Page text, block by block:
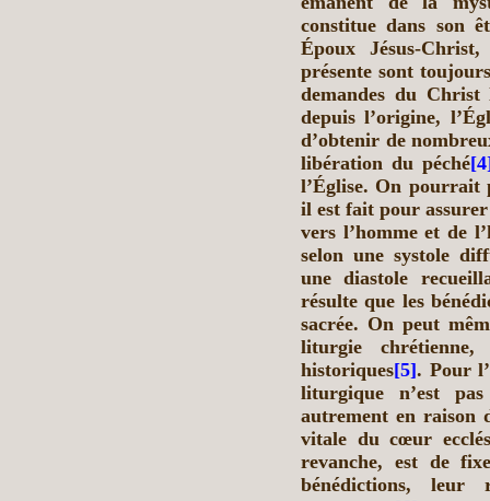
constitue dans son
Époux Jésus-
présente sont
demandes du Christ
depuis l’origine,
d’obtenir de
libération du péché
l’Église. On
il est fait pour
vers l’homme et de
selon une systole
une diastole
résulte que les
sacrée. On peut
liturgie chrétienne,
historiques[5]. Pour
liturgique n’est
autrement en raison
vitale du cœur
revanche, est de
bénédictions,